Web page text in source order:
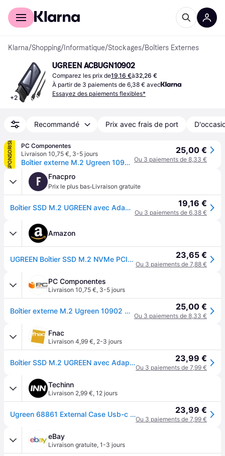
Acheter avec Klarna
Klarna/Shopping/ Informatique/Stockages/Boîtiers Externes
+2
UGREEN ‎ACBUGN10902
Comparez les prix de19,16 €à32,26 €
À partir de 3 paiements de 6,38 € avec
Essayez des paiements flexibles*
Recommandé Prix avec frais de port
SPONSORISÉ
PC Componentes
Livraison 10,75 €, 3-5 jours
Boîtier externe M.2 Ugreen 10902 PCI Express USB C 10 Gbit/s Gris aluminium portable
25,00 €
Ou 3 paiements de 8,33 €
F Fnacpro
Prix le plus bas·Livraison gratuite
Boîtier SSD M.2 UGREEN avec Adaptateur M2 Gris Anodisé pour NVME et SATA 19,16 €
Ou 3 paiements de 6,38 €
Amazon
UGREEN Boîtier SSD M.2 NVMe PCIE USB 3.2 Gen 2 10Gbps, M Key et MB Key Adaptateur NVME M.2 Compatible avec 2230 2242 2260 2280 SSD, sans Outils, Supporte UASP 23,65 €
Ou 3 paiements de 7,88 €
PC Componentes
Livraison 10,75 €, 3-5 jours
Boîtier externe M.2 Ugreen 10902 PCI Express USB C 10 Gbit/s Gris aluminium portable 25,00 €
Ou 3 paiements de 8,33 €
Fnac
Livraison 4,99 €, 2-3 jours
Boîtier SSD M.2 UGREEN avec Adaptateur M2 Gris Anodisé pour NVME et SATA 23,99 €
Ou 3 paiements de 7,99 €
Techinn
Livraison 2,99 €, 12 jours
Ugreen 68861 External Case Usb-c Ssd Argenté 23,99 €
Ou 3 paiements de 7,99 €
eBay
Livraison gratuite, 1-3 jours